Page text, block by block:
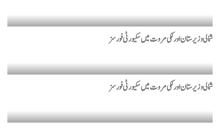
شمالی وزیرستان اور لکی مروت میں سکیورٹی فورسز
شمالی وزیرستان اور لکی مروت میں سکیورٹی فورسز